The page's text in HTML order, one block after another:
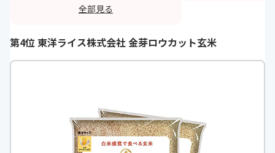
くてもっちりもしていてすごく美味
全部見る
第4位 東洋ライス株式会社 金芽ロウカット玄米